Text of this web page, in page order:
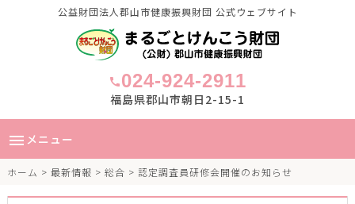
公益財団法人郡山市健康振興財団 公式ウェブサイト
call024-924-2911
福島県郡山市朝日2-15-1
menu メニュー
ホーム > 最新情報 > 総合 > 認定調査員研修会開催のお知らせ